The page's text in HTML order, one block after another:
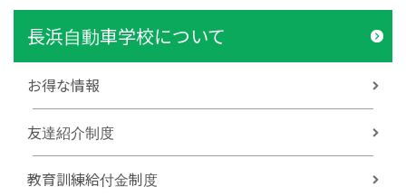
長浜自動車学校について
お得な情報
友達紹介制度
教育訓練給付金制度